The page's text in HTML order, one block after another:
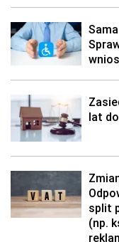
lat
split
(np.